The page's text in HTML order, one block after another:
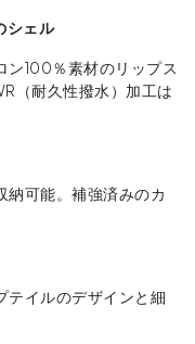
シェル
ン100％素材のリップス
（耐久性撥水）加工は
納可能。補強済みのカ
テイルのデザインと細